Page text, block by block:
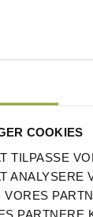
COOKIES
TILPASSE